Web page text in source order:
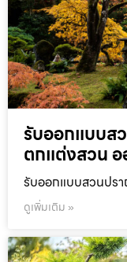
รับออกแบบส
ตกแต่งสวน
รับออกแบบสวนปร
ดูเพิ่มเติม »